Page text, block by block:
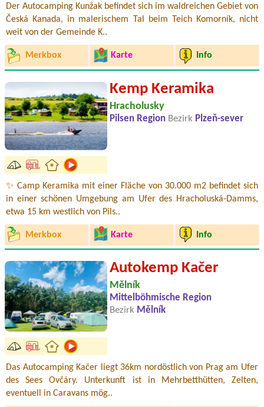
Der Autocamping Kunžak befindet sich im waldreichen Gebiet von
Česká Kanada, in malerischem Tal beim Teich Komorník, nicht
weit von der Gemeinde K..
Merkbox Karte Info
Kemp Keramika
Hracholusky
Pilsen Region Bezirk Plzeň-sever
✨ Camp Keramika mit einer Fläche von 30.000 m2 befindet sich
in einer schönen Umgebung am Ufer des Hracholuská-Damms,
etwa 15 km westlich von Pils..
Merkbox Karte Info
Autokemp Kačer
Mělník
Mittelböhmische Region
Bezirk Mělník
Das Autocamping Kačer liegt 36km nordöstlich von Prag am Ufer
des Sees Ovčáry. Unterkunft ist in Mehrbetthütten, Zelten,
eventuell in Caravans mög..